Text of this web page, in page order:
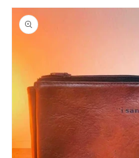
Passa alle
informazioni
sul prodotto